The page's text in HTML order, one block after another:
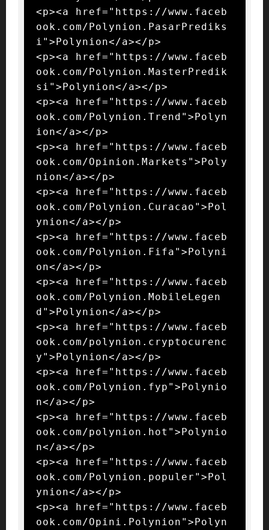
<p><a href="https://www.faceb
ook.com/Polynion.PasarPrediks
i">Polynion</a></p>
<p><a href="https://www.faceb
ook.com/Polynion.MasterPredik
si">Polynion</a></p>
<p><a href="https://www.faceb
ook.com/Polynion.Trend">Polyn
ion</a></p>
<p><a href="https://www.faceb
ook.com/Opinion.Markets">Poly
nion</a></p>
<p><a href="https://www.faceb
ook.com/Polynion.Curacao">Pol
ynion</a></p>
<p><a href="https://www.faceb
ook.com/Polynion.Fifa">Polyni
on</a></p>
<p><a href="https://www.faceb
ook.com/Polynion.MobileLegen
d">Polynion</a></p>
<p><a href="https://www.faceb
ook.com/polynion.cryptocurenc
y">Polynion</a></p>
<p><a href="https://www.faceb
ook.com/Polynion.fyp">Polynio
n</a></p>
<p><a href="https://www.faceb
ook.com/polynion.hot">Polynio
n</a></p>
<p><a href="https://www.faceb
ook.com/Polynion.populer">Pol
ynion</a></p>
<p><a href="https://www.faceb
ook.com/Opini.Polynion">Polyn